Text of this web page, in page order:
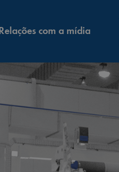
Relações com a mídia